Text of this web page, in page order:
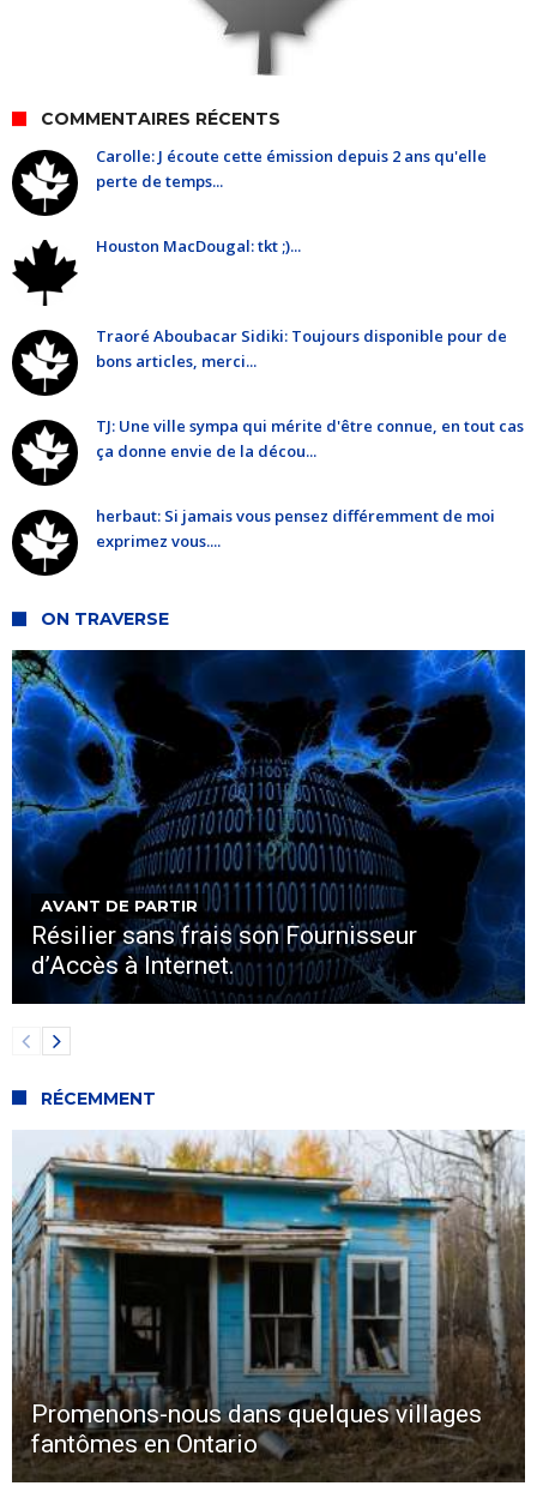
COMMENTAIRES RÉCENTS
Carolle: J écoute cette émission depuis 2 ans qu'elle
perte de temps...
Houston MacDougal: tkt ;)...
Traoré Aboubacar Sidiki: Toujours disponible pour de
bons articles, merci...
TJ: Une ville sympa qui mérite d'être connue, en tout cas
ça donne envie de la décou...
herbaut: Si jamais vous pensez différemment de moi
exprimez vous....
ON TRAVERSE
AVANT DE PARTIR
Résilier sans frais son Fournisseur
d’Accès à Internet.
RÉCEMMENT
Promenons-nous dans quelques villages
fantômes en Ontario